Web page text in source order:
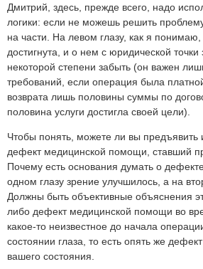
Дмитрий, здесь, прежде всего, надо
логики: если не можешь решить
на части. На левом глазу, как я
достигнута, и о нем с юридической
некоторой степени забыть (он важен
требований, если операция была
возврата лишь половины суммы по
половина услуги достигла своей цели).
Чтобы понять, можете ли вы предъявить
дефект медицинской помощи, ставший
Почему есть основания думать о
одном глазу зрение улучшилось, а на
Должны быть объективные объяснения
либо дефект медицинской помощи во
какое-то неизвестное до начала
состоянии глаза, то есть опять же
вашего состояния.